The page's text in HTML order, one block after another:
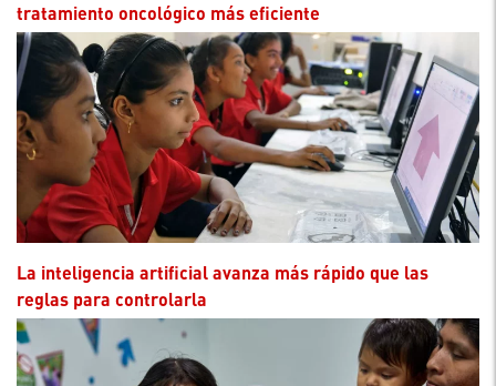
tratamiento oncológico más eficiente
La inteligencia artificial avanza más rápido que las
reglas para controlarla